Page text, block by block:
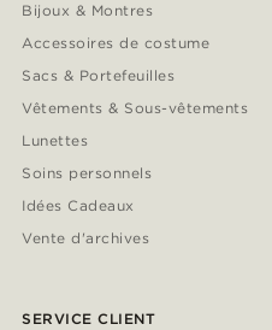
Bijoux & Montres
Accessoires de costume
Sacs & Portefeuilles
Vêtements & Sous-vêtements
Lunettes
Soins personnels
Idées Cadeaux
Vente d'archives
SERVICE CLIENT